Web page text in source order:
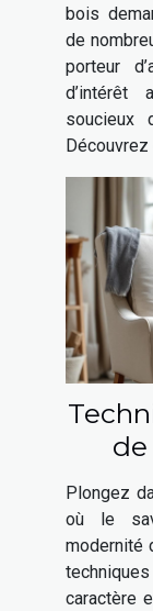
bois
de
porteur
d’intérêt
soucieux
Plongez
où le
modernité
caractère